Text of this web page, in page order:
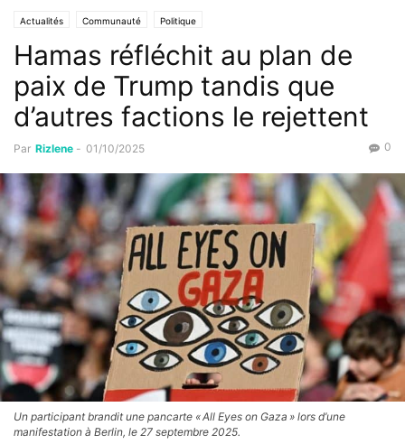
Actualités Communauté Politique
Hamas réfléchit au plan de
paix de Trump tandis que
d’autres factions le rejettent
Par Rizlene - 01/10/2025 0
Un participant brandit une pancarte « All Eyes on Gaza » lors d’une
manifestation à Berlin, le 27 septembre 2025.